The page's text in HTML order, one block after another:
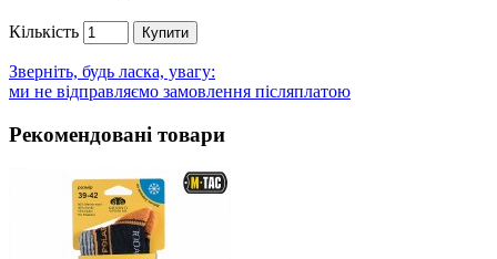
Кількість Купити
Зверніть, будь ласка, увагу:
ми не відправляємо замовлення післяплатою
Рекомендовані товари